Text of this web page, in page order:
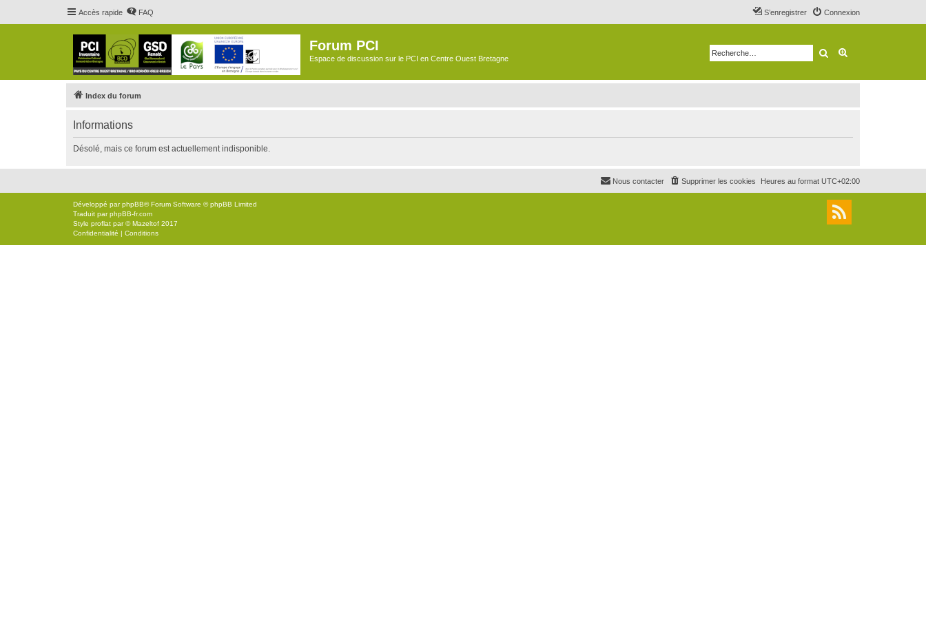
Accès rapide FAQ Connexion
S’enregistrer
Forum PCI
Espace de discussion sur le PCI en Centre Ouest Bretagne Rechercher
Index du forum
Informations
Désolé, mais ce forum est actuellement indisponible.
Heures au format UTC+02:00
Supprimer les cookies
Nous contacter
Développé parphpBB® Forum Software © phpBB Limited
Traduit parphpBB-fr.com
Style proflat par ©Mazeltof 2017
Confidentialité | Conditions